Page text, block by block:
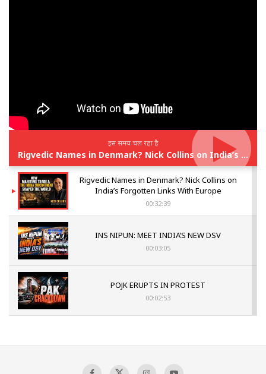
इस समय चल रहा है
Rigvedic Names in Denmark? Nick Collins on India’s Forgotten Links With Europe
Rigvedic Names in Denmark? Nick Collins on
India’s Forgotten Links With Europe
00:32:39
INS NIPUN: MEET INDIA’S NEW DSV
00:03:05
POJK ERUPTS IN PROTEST
00:02:53
Sagar